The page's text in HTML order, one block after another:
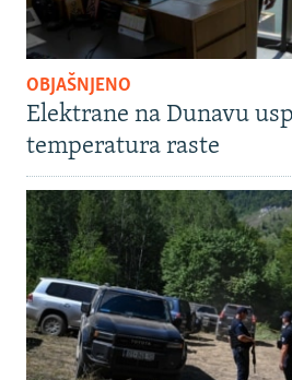
OBJAŠNJENO
Elektrane na Dunavu
temperatura raste